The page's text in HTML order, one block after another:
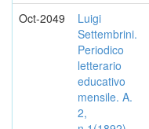
Oct-2049
Luigi
Settembrini.
Periodico
letterario
educativo
mensile. A.
2,